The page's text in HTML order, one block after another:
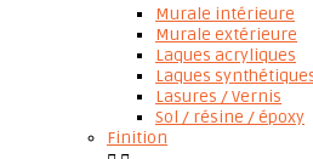
Murale intérieure
Murale extérieure
Laques acryliques
Laques
Lasures / Vernis
Sol / résine / époxy
Finition